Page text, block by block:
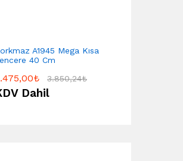
A1945 Mega Kısa
40 Cm
₺ 3.850,24₺
Dahil